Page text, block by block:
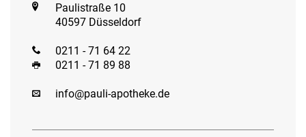
Paulistraße 10
40597 Düsseldorf
0211 - 71 64 22
0211 - 71 89 88
info@pauli-apotheke.de